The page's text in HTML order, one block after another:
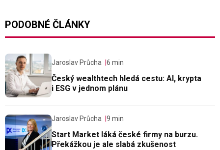
PODOBNÉ ČLÁNKY
Jaroslav Průcha 6 min
Český wealthtech hledá cestu: AI, krypta
i ESG v jednom plánu
Jaroslav Průcha 9 min
Start Market láká české firmy na burzu.
Překážkou je ale slabá zkušenost